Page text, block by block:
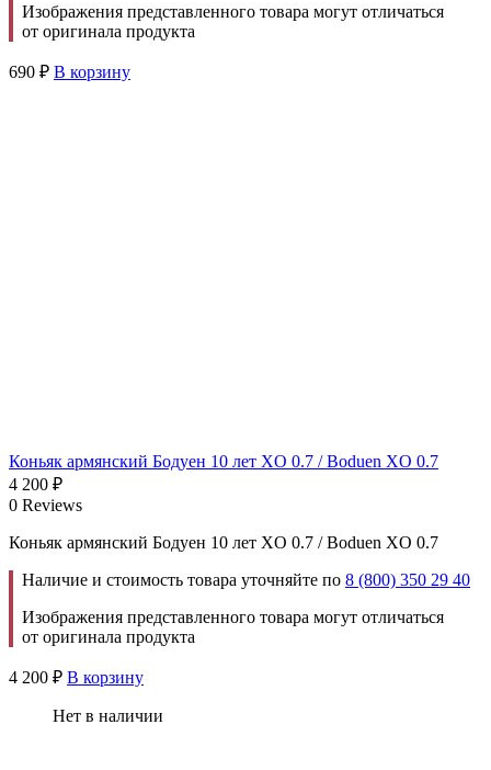
Изображения представленного товара могут отличаться
от оригинала продукта
690 ₽ В корзину
Коньяк армянский Бодуен 10 лет XO 0.7 / Boduen XO 0.7
4 200 ₽
0 Reviews
Коньяк армянский Бодуен 10 лет XO 0.7 / Boduen XO 0.7
Наличие и стоимость товара уточняйте по 8 (800) 350 29 40
Изображения представленного товара могут отличаться
от оригинала продукта
4 200 ₽ В корзину
Нет в наличии